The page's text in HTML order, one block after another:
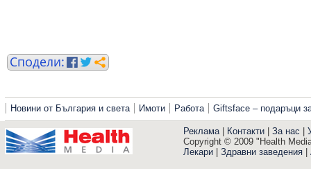
Новини от България и света Имоти Работа Giftsface – подаръци
Реклама| Контакти За нас
Copyright © 2009 "Health
Лекари
Здравни заведения